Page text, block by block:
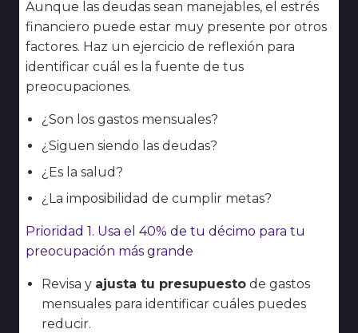
Aunque las deudas sean manejables, el estrés
financiero puede estar muy presente por otros
factores. Haz un ejercicio de reflexión para
identificar cuál es la fuente de tus
preocupaciones.
¿Son los gastos mensuales?
¿Siguen siendo las deudas?
¿Es la salud?
¿La imposibilidad de cumplir metas?
Prioridad 1. Usa el 40% de tu décimo para tu
preocupación más grande
Revisa y ajusta tu presupuesto de gastos
mensuales para identificar cuáles puedes
reducir.